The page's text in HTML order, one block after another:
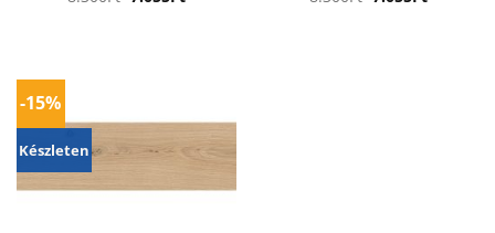
price price price price
-15%
Készleten